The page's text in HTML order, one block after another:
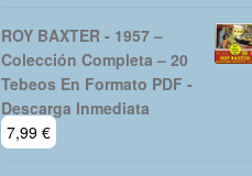
ROY BAXTER - 1957 –
Colección Completa – 20
Tebeos En Formato PDF -
Descarga Inmediata
7,99 €